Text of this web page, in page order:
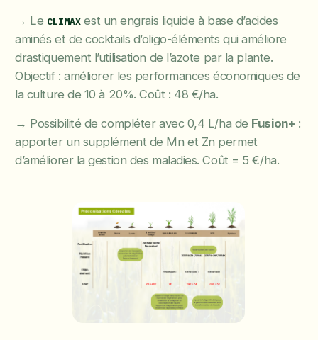
→ Le CLIMAXest un engrais liquide à base d’acides
aminés et de cocktails d’oligo-éléments qui améliore
drastiquement l’utilisation de l’azote par la plante.
Objectif : améliorer les performances économiques de
la culture de 10 à 20%. Coût : 48 €/ha.
→ Possibilité de compléter avec 0,4 L/ha de Fusion+ :
apporter un supplément de Mn et Zn permet
d’améliorer la gestion des maladies. Coût = 5 €/ha.